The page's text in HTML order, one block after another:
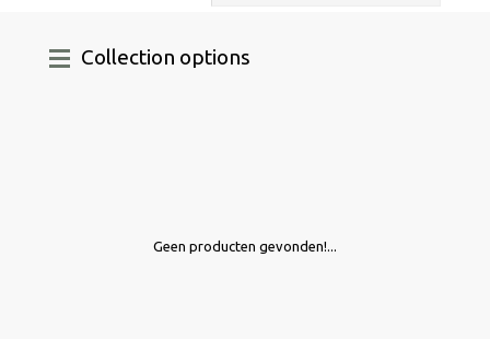
Collection options
Geen producten gevonden!...